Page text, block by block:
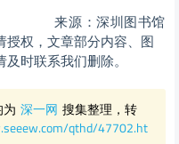
来源：深圳图书馆
权，文章部分内容、图
时联系我们删除。
深一网 搜集整理，转
qthd/47702.ht